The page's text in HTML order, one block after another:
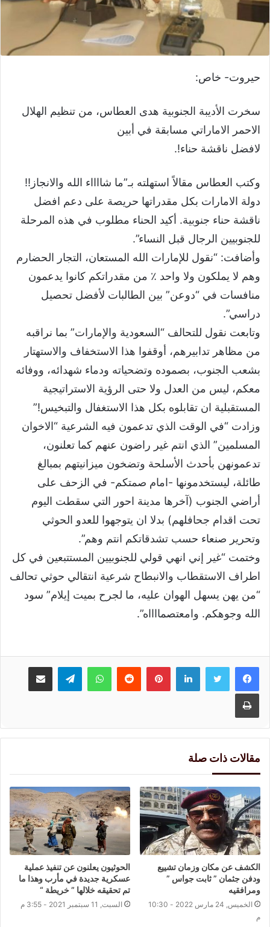
حيروت- خاص:
سخرت الأديبة الجنوبية هدى العطاس، من تنظيم الهلال
الاحمر الاماراتي مسابقة في أبين
لافضل ناقشة حناء!.
وكتب العطاس مقالاً استهلته بـ”ما شااااء الله والانجاز!!
دولة الامارات بكل مقدراتها حريصة على دعم افضل
ناقشة حناء جنوبية. أكيد الحناء مطلوب في هذه المرحلة
للجنوبيين الرجال قبل النساء”.
وأضافت: “نقول للإمارات الله المستعان، التجار الحضارم
وهم لا يملكون ولا واحد ٪ من مقدراتكم كانوا يدعمون
منافسات في “دوعن” بين الطالبات لأفضل تحصيل
دراسي”.
وتابعت نقول للتحالف “السعودية والإمارات” بما نراقبه
من مظاهر تدابيرهم، أوقفوا هذا الاستخفاف والاستهتار
بشعب الجنوب، بصموده وتضحياته ودماء شهدائه، ووفائه
معكم، ليس من العدل ولا حتى الرؤية الاستراتيجية
المستقبلية ان تقابلوه بكل هذا الاستغفال والتبخيس!”
وزادت “في الوقت الذي تدعمون فيه الشرعية “الاخوان
المسلمين” الذي انتم غير راضون عنهم كما تعلنون،
تدعمونهن بأحدث الأسلحة وتضخون ميزانيتهم بمبالغ
طائلة، ليستخدمونها -امام صمتكم- في الزحف على
أراضي الجنوب (آخرها مدينة احور التي سقطت اليوم
تحت اقدام جحافلهم) بدلا ان يتوجهوا للعدو الحوثي
وتحرير صنعاء حسب تشدقاتكم انتم وهم”.
وختمت “غير إني انهي قولي للجنوبيين المستتبعين في كل
اطراف الاستقطاب والانبطاح شرعية انتقالي حوثي تحالف
“من يهن يسهل الهوان عليه، ما لجرح بميت إيلام” سود
الله وجوهكم. وامعتصمااااه”.
لينكدإنبينتيريست واتسابتيلقرام مشاركة عبر البريد
طباعة
مقالات ذات صلة
الكشف عن مكان وزمان تشييع
ودفن جثمان ” ثابت جواس ”
ومرافقيه
الخميس, 24 مارس 2022 - 10:30
م
الحوثيون يعلنون عن تنفيذ عملية
عسكرية جديدة في مأرب وهذا ما
تم تحقيقه خلالها ” خريطة “
السبت, 11 سبتمبر 2021 - 3:55 م